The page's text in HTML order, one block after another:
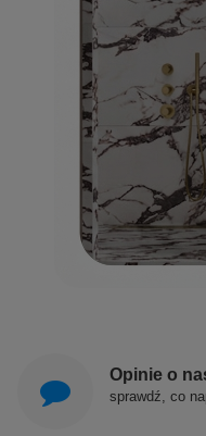
Opinie o
sprawdź, co